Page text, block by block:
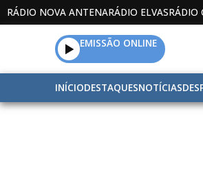
RÁDIO NOVA ANTENARÁDIO ELVASRÁDIO
EMISSÃO ONLINE
INÍCIODESTAQUESNOTÍCIAS